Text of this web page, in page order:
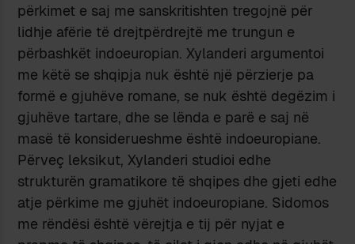
përkimet e saj me sanskritishten tregojnë për
lidhje afërie të drejtpërdrejtë me trungun e
përbashkët indoeuropian. Xylanderi argumentoi
me këtë se shqipja nuk është një përzierje pa
formë e gjuhëve romane, se nuk është degëzim i
gjuhëve tartare, dhe se lënda e parë e saj në
masë të konsiderueshme është indoeuropiane.
Përveç leksikut, Xylanderi studioi edhe
strukturën gramatikore të shqipes dhe gjeti edhe
atje përkime me gjuhët indoeuropiane. Sidomos
me rëndësi është vërejtja e tij për nyjat e